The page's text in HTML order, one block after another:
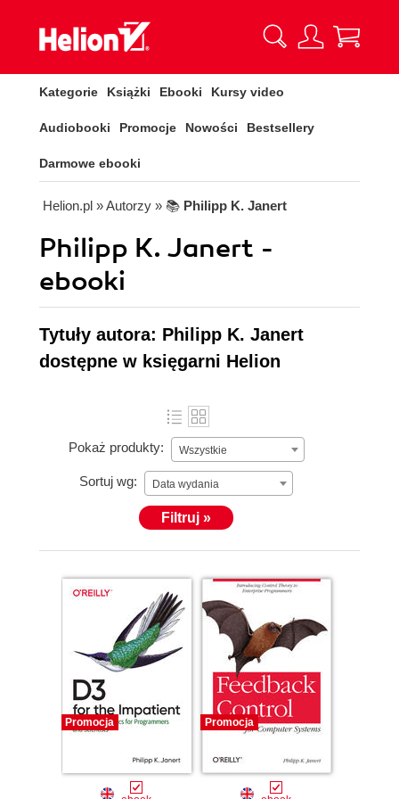
Kategorie Książki Ebooki Kursy video
Audiobooki Promocje Nowości Bestsellery
Darmowe ebooki
Helion.pl » Autorzy » 📚 Philipp K. Janert
Philipp K. Janert -
ebooki
Tytuły autora: Philipp K. Janert
dostępne w księgarni Helion
Pokaż produkty: Wszystkie
Sortuj wg: Data wydania
Filtruj »
Promocja Promocja